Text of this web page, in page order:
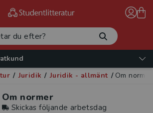
/ Juridik / Juridik - allmänt / Om normer
Om normer
Skickas följande arbetsdag